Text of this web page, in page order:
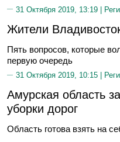
31 Октября 2019, 13:19 |
Жители
Пять вопросов, которые
первую очередь
31 Октября 2019, 10:15 |
Амурская область
уборки дорог
Область готова взять на